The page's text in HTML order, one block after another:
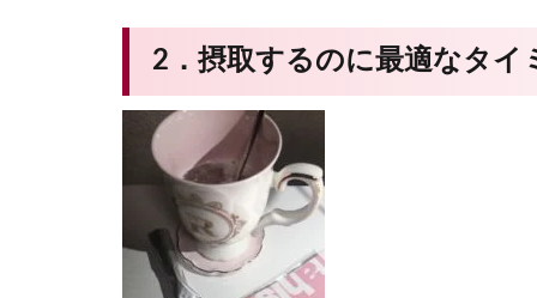
2．摂取するのに最適なタイ